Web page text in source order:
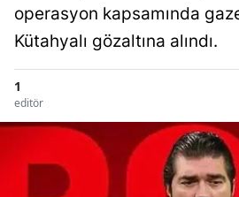
operasyon kapsamında
Kütahyalı gözaltına alındı.
1
editör